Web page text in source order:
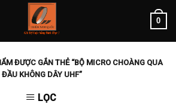
0
ĐƯỢC GẮN THẺ “BỘ MICRO CHOÀNG QUA
ĐẦU KHÔNG DÂY UHF”
LỌC